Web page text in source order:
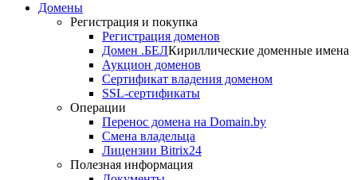
Домены
Регистрация и покупка
Регистрация доменов
Домен .БЕЛКириллические доменные имена
Аукцион доменов
Сертификат владения доменом
SSL-сертификаты
Операции
Перенос домена на Domain.by
Смена владельца
Лицензии Bitrix24
Полезная информация